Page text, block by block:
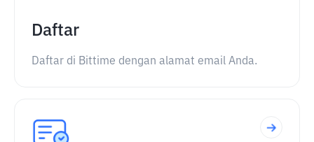
Daftar
Daftar di Bittime dengan alamat email Anda.